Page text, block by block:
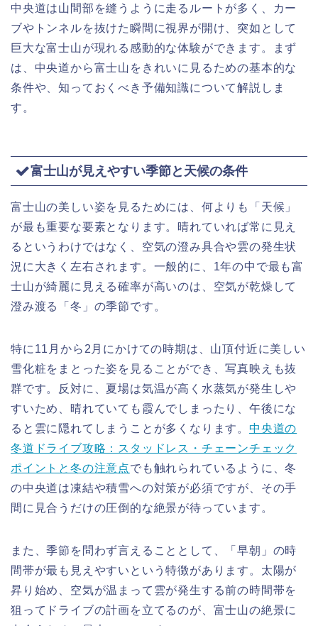
中央道は山間部を縫うように走るルートが多く、カー
ブやトンネルを抜けた瞬間に視界が開け、突如として
巨大な富士山が現れる感動的な体験ができます。まず
は、中央道から富士山をきれいに見るための基本的な
条件や、知っておくべき予備知識について解説しま
す。
富士山が見えやすい季節と天候の条件
富士山の美しい姿を見るためには、何よりも「天候」
が最も重要な要素となります。晴れていれば常に見え
るというわけではなく、空気の澄み具合や雲の発生状
況に大きく左右されます。一般的に、1年の中で最も富
士山が綺麗に見える確率が高いのは、空気が乾燥して
澄み渡る「冬」の季節です。
特に11月から2月にかけての時期は、山頂付近に美しい
雪化粧をまとった姿を見ることができ、写真映えも抜
群です。反対に、夏場は気温が高く水蒸気が発生しや
すいため、晴れていても霞んでしまったり、午後にな
ると雲に隠れてしまうことが多くなります。 中央道の
冬道ドライブ攻略：スタッドレス・チェーンチェック
ポイントと冬の注意点でも触れられているように、冬
の中央道は凍結や積雪への対策が必須ですが、その手
間に見合うだけの圧倒的な絶景が待っています。
また、季節を問わず言えることとして、「早朝」の時
間帯が最も見えやすいという特徴があります。太陽が
昇り始め、空気が温まって雲が発生する前の時間帯を
狙ってドライブの計画を立てるのが、富士山の絶景に